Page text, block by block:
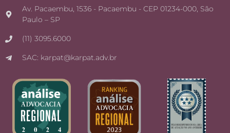
Av. Pacaembu, 1536 - Pacaembu - CEP 01234-000, São
Paulo – SP
(11) 3095.6000
SAC: karpat@karpat.adv.br